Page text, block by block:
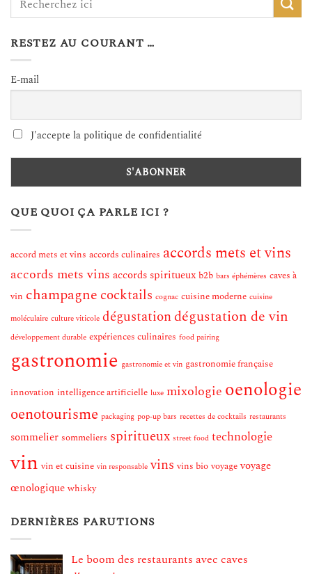
RESTEZ AU COURANT …
E-mail
J'accepte la politique de confidentialité
QUE QUOI ÇA PARLE ICI ?
accord mets et vins accords culinaires accords mets et vins
accords mets vins accords spiritueux b2b bars éphémères caves à
vin champagne cocktails cognac cuisine moderne cuisine
moléculaire culture viticole dégustationdégustation de vin
développement durable expériences culinaires food pairing
gastronomie gastronomie et vin gastronomie française
innovation intelligence artificielle luxe mixologie oenologie
oenotourisme packaging pop-up bars recettes de cocktails restaurants
sommelier sommeliers spiritueux street food technologie
vin vin et cuisine vin responsable vins vins bio voyage voyage
œnologique whisky
DERNIÈRES PARUTIONS
Le boom des restaurants avec caves